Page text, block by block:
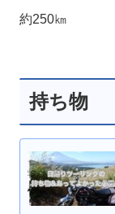
約250㎞
持ち物